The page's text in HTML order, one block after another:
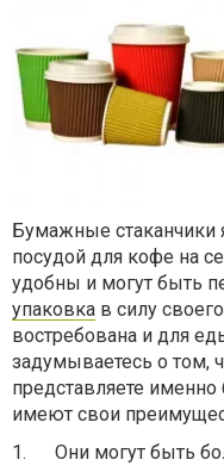
Бумажные стаканчики
посудой для кофе на
удобны и могут быть
упаковка в силу
востребована и для
задумываетесь о том,
представляете
имеют свои
1.
Они могут быть